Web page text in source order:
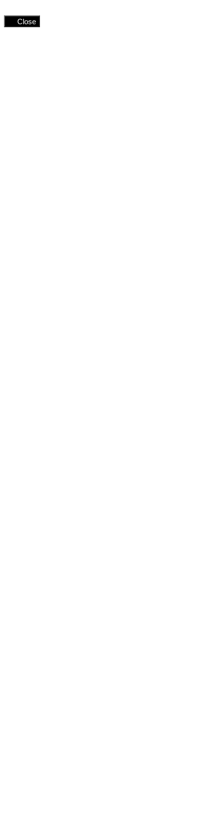
Close